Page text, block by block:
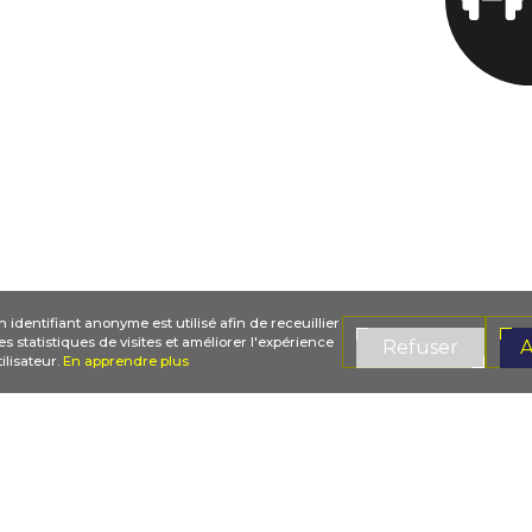
identifiant anonyme est utilisé afin de receuillier
statistiques de visites et améliorer l'expérience
En apprendre plus
Refuser